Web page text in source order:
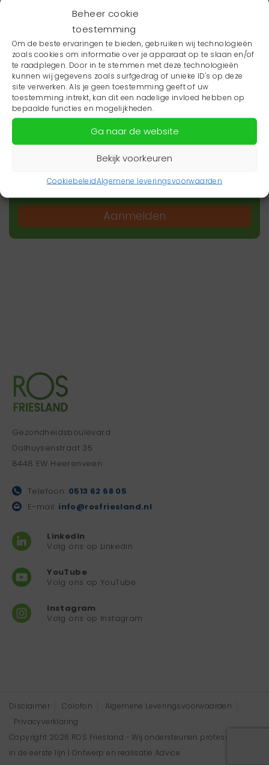
Beheer cookie
toestemming
Om de beste ervaringen te bieden, gebruiken wij technologieën
zoals cookies om informatie over je apparaat op te slaan en/of
te raadplegen. Door in te stemmen met deze technologieën
kunnen wij gegevens zoals surfgedrag of unieke ID's op deze
site verwerken. Als je geen toestemming geeft of uw
toestemming intrekt, kan dit een nadelige invloed hebben op
bepaalde functies en mogelijkheden.
Ga naar de website
Bekijk voorkeuren
CookiebeleidAlgemene leveringsvoorwaarden
Wil je niets missen?
Wil je op de hoogte blijven van het laatste
zorgnieuws in jouw regio? Schrijf je dan in voor
onze nieuwsbrief.
Aanmelden
Gezondheidsboulevard
Dalhuysenstraat 35
8448 EW Heerenveen
Telefoon: 0513 62 68 05
E-mail: info@rosfriesland.nl
LinkedIn
Volg ons op Linkedin
YouTube
Volg ons op YouTube
Instagram
Volg ons op Instagram
Disclaimer Colofon
Algemene Leveringsvoorwaarden
Privacyverklaring
Copyright 2026 ROS Friesland - Wij ondersteunen professionals
in de eerste lijn | Ontwerp en realisatie Advice